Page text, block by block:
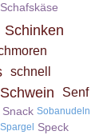
Schafskäse
Schinken
schnell
Schwein Senf
Snack Sobanudeln
Spargel Speck